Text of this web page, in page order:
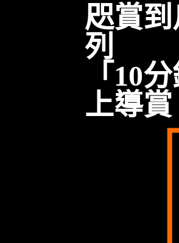
咫賞
列
「10
上導賞